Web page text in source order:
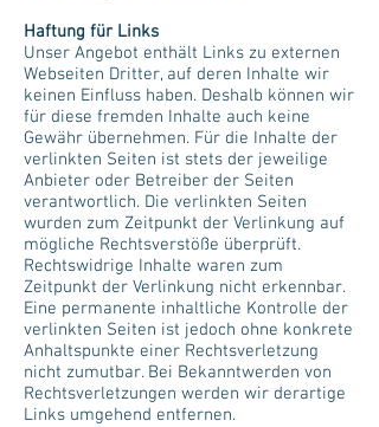
Haftung für Links
Unser Angebot enthält Links zu externen
Webseiten Dritter, auf deren Inhalte wir
keinen Einfluss haben. Deshalb können wir
für diese fremden Inhalte auch keine
Gewähr übernehmen. Für die Inhalte der
verlinkten Seiten ist stets der jeweilige
Anbieter oder Betreiber der Seiten
verantwortlich. Die verlinkten Seiten
wurden zum Zeitpunkt der Verlinkung auf
mögliche Rechtsverstöße überprüft.
Rechtswidrige Inhalte waren zum
Zeitpunkt der Verlinkung nicht erkennbar.
Eine permanente inhaltliche Kontrolle der
verlinkten Seiten ist jedoch ohne konkrete
Anhaltspunkte einer Rechtsverletzung
nicht zumutbar. Bei Bekanntwerden von
Rechtsverletzungen werden wir derartige
Links umgehend entfernen.